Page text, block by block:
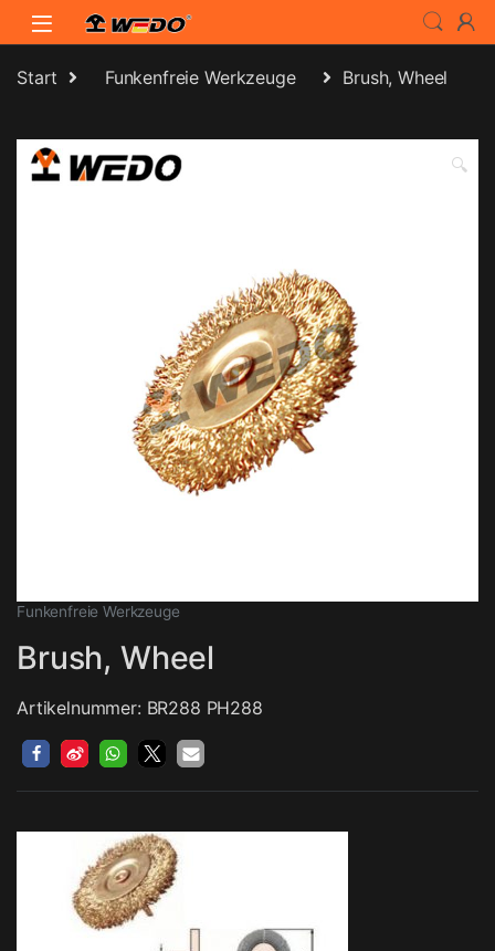
Skip to navigation
Skip to content
Start Funkenfreie Werkzeuge Brush, Wheel
🔍
Funkenfreie Werkzeuge
Brush, Wheel
Artikelnummer: BR288 PH288